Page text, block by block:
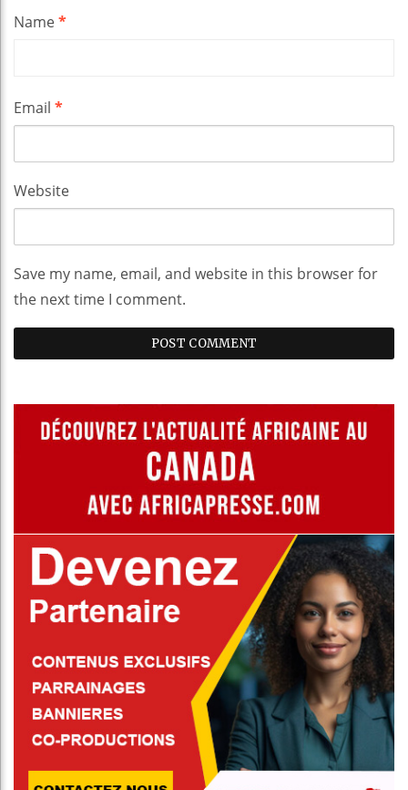
Name*
Email *
Website
Save my name, email, and website in this browser for
the next time I comment.